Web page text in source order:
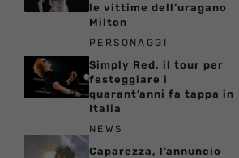
le vittime dell’uragano
Milton
PERSONAGGI
Simply Red, il tour per
festeggiare i
quarant’anni fa tappa in
Italia
NEWS
Caparezza, l’annuncio